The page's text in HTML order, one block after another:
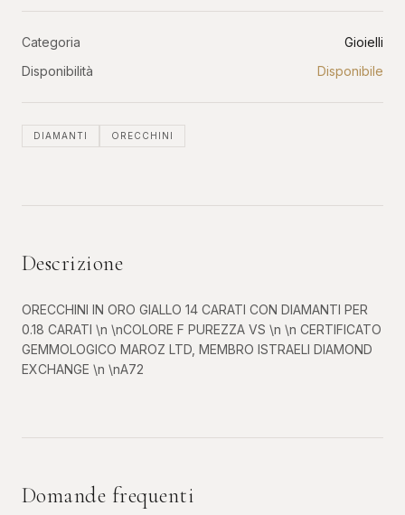
Categoria
Gioielli
Disponibilità
Disponibile
DIAMANTI ORECCHINI
Descrizione
ORECCHINI IN ORO GIALLO 14 CARATI CON DIAMANTI PER
0.18 CARATI \n \nCOLORE F PUREZZA VS \n \n CERTIFICATO
GEMMOLOGICO MAROZ LTD, MEMBRO ISTRAELI DIAMOND
EXCHANGE \n \nA72
Domande frequenti